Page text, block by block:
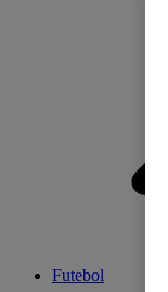
Futebol